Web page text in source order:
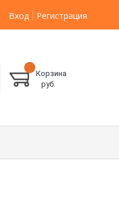
Вход Регистрация
Корзина
руб.